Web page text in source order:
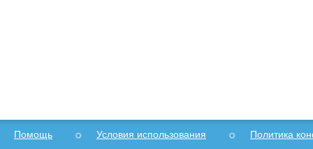
Помощь Условия использования Политика